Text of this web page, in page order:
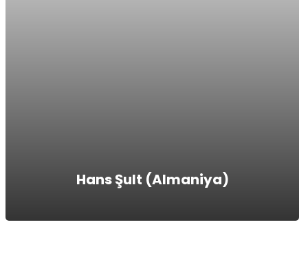
Hans Şult (Almaniya)